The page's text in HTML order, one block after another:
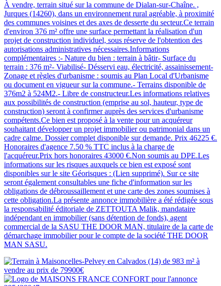
À vendre, terrain situé sur la commune de Dialan-sur-Chaîne. ,
Jurques (14260), dans un environnement rural agréable, à proximité
des communes voisines et des axes de desserte du secteur.Ce terrain
d'environ 376 m² offre une surface permettant la réalisation d'un
projet de construction individuel, sous réserve de l'obtention des
autorisations administratives nécessaires.Informations
complémentaires :- Nature du bien : terrain à bâtir- Surface du
terrain : 376 m²- Viabilisé- Désservi eau, électricité, assainissement-
Zonage et règles d'urbanisme : soumis au Plan Local d'Urbanisme
ou document en vigueur sur la commune.- Terrains disponible de
376m2 à 524M2.- Libre de constructeur.Les informations relatives
aux possibilités de construction (emprise au sol, hauteur, type de
construction) seront à confirmer auprès des services d'urbanisme
compétents.Ce bien est proposé à la vente pour un acquéreur
souhaitant développer un projet immobilier ou patrimonial dans un
cadre calme. Dossier complet disponible sur demande. Prix 46225 €.
Honoraires d'agence 7.50 % TTC inclus à la charge de
l'acquéreur.Prix hors honoraires 43000 €.Non soumis au DPE.Les
informations sur les risques auxquels ce bien est exposé sont
disponibles sur le site Géorisques : (Lien supprimé). Sur ce site
seront également consultables une fiche d'information sur les
obligations de débroussaillement et une carte des zones soumises à
cette obligation.La présente annonce immobilière a été rédigée sous
la responsabilité éditoriale de ZETTOUTA Malik, mandataire
indépendant en immobilier (sans détention de fonds), agent
commercial de la SASU THE DOOR MAN, titulaire de la carte de
démarchage immobilier pour le compte de la société THE DOOR
MAN SASU.